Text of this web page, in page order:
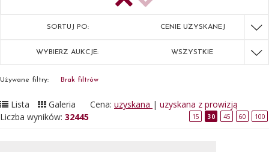
SORTUJ PO: CENIE UZYSKANEJ
WYBIERZ AUKCJE: WSZYSTKIE
Używane filtry: Brak filtrów
Lista Galeria Cena: uzyskana | uzyskana z prowizją
Liczba wyników: 32445 15 30 45 60 100